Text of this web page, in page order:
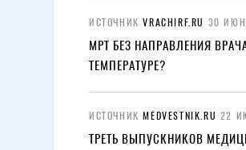
ИСТОЧНИКVRACHIRF.RU 30
МРТ БЕЗ НАПРАВЛЕНИЯ
ТЕМПЕРАТУРЕ?
ИСТОЧНИКMEDVESTNIK.RU 22
ТРЕТЬ ВЫПУСКНИКОВ